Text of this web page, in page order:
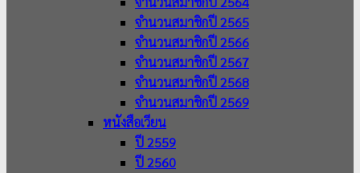
จำนวนสมาชิกปี 2565
จำนวนสมาชิกปี 2566
จำนวนสมาชิกปี 2567
จำนวนสมาชิกปี 2568
จำนวนสมาชิกปี 2569
หนังสือเวียน
ปี 2559
ปี 2560